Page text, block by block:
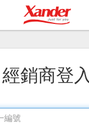
經銷商登入